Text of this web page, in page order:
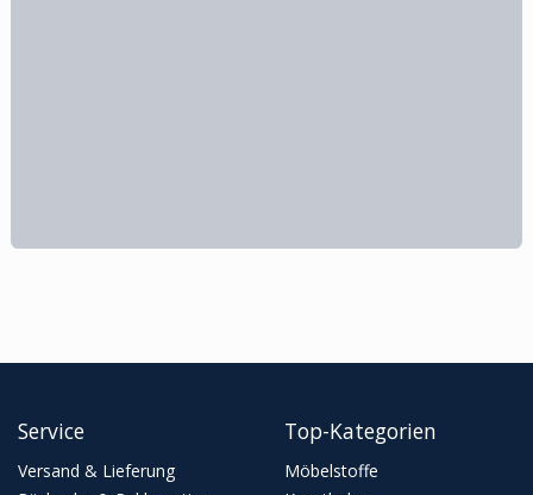
Service
Versand & Lieferung
Top-Kategorien
Möbelstoffe